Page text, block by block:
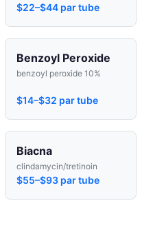
$22–$44 par tube
Benzoyl Peroxide
benzoyl peroxide 10%
$14–$32 par tube
Biacna
clindamycin/tretinoin
$55–$93 par tube